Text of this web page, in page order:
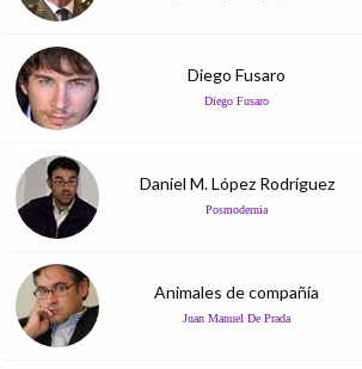
Diego Fusaro
Diego Fusaro
Daniel M. López Rodríguez
Posmodernia
Animales de compañía
Juan Manuel De Prada